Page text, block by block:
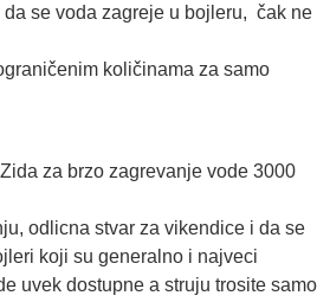
se voda zagreje u bojleru, čak ne
količinama za samo
za brzo zagrevanje vode 3000
odlicna stvar za vikendice i da se
koji su generalno i najveci
uvek dostupne a struju trosite samo